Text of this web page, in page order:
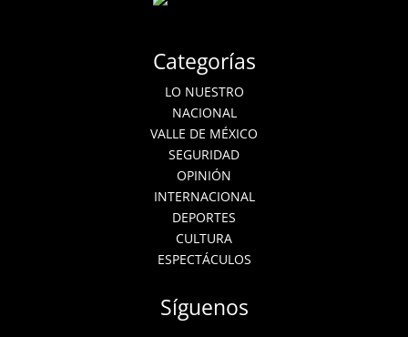
Categorías
LO NUESTRO
NACIONAL
VALLE DE MÉXICO
SEGURIDAD
OPINIÓN
INTERNACIONAL
DEPORTES
CULTURA
ESPECTÁCULOS
Síguenos